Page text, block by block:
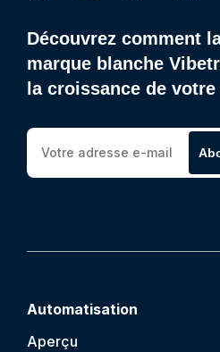
Découvrez comment
marque blanche
la croissance de votre
Automatisation
Aperçu